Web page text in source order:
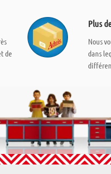
de
Plus
Nous
dans